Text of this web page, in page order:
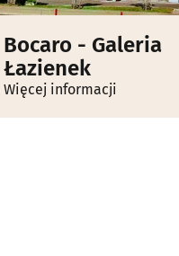
Bocaro - Galeria
Łazienek
Więcej informacji